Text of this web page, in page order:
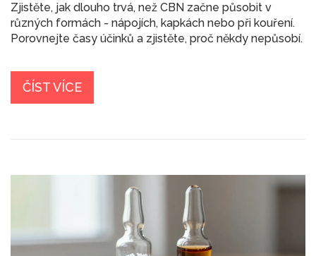
Zjistěte, jak dlouho trvá, než CBN začne působit v
různých formách - nápojích, kapkách nebo při kouření.
Porovnejte časy účinků a zjistěte, proč někdy nepůsobí.
ČÍST VÍCE